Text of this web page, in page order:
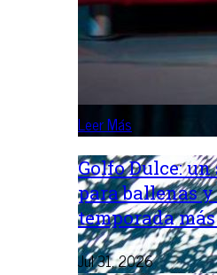
Leer Más
Golfo Dulce:
para ballenas
temporada
Jul 31, 2026